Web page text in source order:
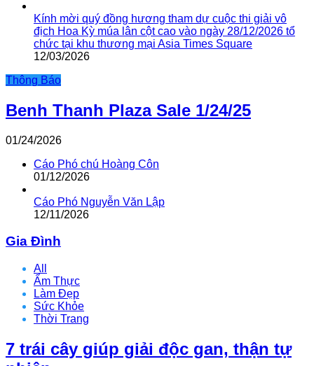
Kính mời quý đồng hương tham dự cuộc thi giải vô
địch Hoa Kỳ múa lân cột cao vào ngày 28/12/2026 tổ
chức tại khu thương mại Asia Times Square
12/03/2026
Thông Báo
Benh Thanh Plaza Sale 1/24/25
01/24/2026
Cáo Phó chú Hoàng Côn
01/12/2026
Cáo Phó Nguyễn Văn Lập
12/11/2026
Gia Đình
All
Ẩm Thực
Làm Đẹp
Sức Khỏe
Thời Trang
7 trái cây giúp giải độc gan, thận tự